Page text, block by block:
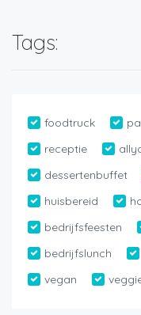
Tags:
foodtruck
receptie
dessertenbuffet
huisbereid
bedrijfsfeesten
bedrijfslunch
vegan